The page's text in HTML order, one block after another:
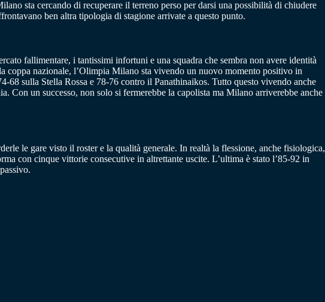
sta cercando di recuperare il terreno perso per darsi una possibilità di chiudere
ben altra tipologia di stagione arrivate a questo punto.
fallimentare, i tantissimi infortuni e una squadra che sembra non avere identità
coppa nazionale, l’Olimpia Milano sta vivendo un nuovo momento positivo in
sulla Stella Rossa e 78-76 contro il Panathinaikos. Tutto questo vivendo anche
Con un successo, non solo si fermerebbe la capolista ma Milano arriverebbe anche
le gare visto il roster e la qualità generale. In realtà la flessione, anche fisiologica,
con cinque vittorie consecutive in altrettante uscite. L’ultima è stato l’85-92 in